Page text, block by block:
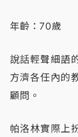
年齡：70歲
說話輕聲細語
方濟各任內的
顧問。
帕洛林實際上